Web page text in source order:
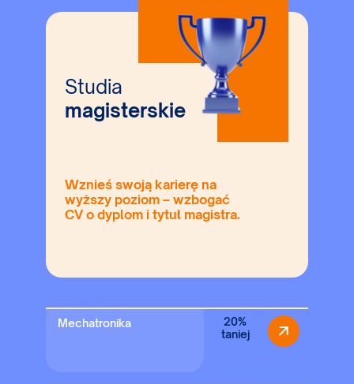
Mechatronika
20%
taniej
Studia
magisterskie
Wznieś swoją karierę na
wyższy poziom – wzbogać
CV o dyplom i tytuł magistra.